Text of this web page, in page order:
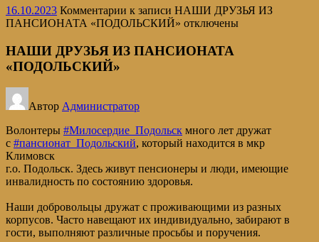
16.10.2023 Комментарии к записи НАШИ ДРУЗЬЯ ИЗ
ПАНСИОНАТА «ПОДОЛЬСКИЙ» отключены
НАШИ ДРУЗЬЯ ИЗ ПАНСИОНАТА
«ПОДОЛЬСКИЙ»
Автор Администратор
Волонтеры #Милосердие_Подольск много лет дружат
с #пансионат_Подольский, который находится в мкр
Климовск
г.о. Подольск. Здесь живут пенсионеры и люди, имеющие
инвалидность по состоянию здоровья.
Наши добровольцы дружат с проживающими из разных
корпусов. Часто навещают их индивидуально, забирают в
гости, выполняют различные просьбы и поручения.